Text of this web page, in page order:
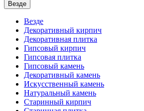
Везде
Везде
Декоративный кирпич
Декоративная плитка
Гипсовый кирпич
Гипсовая плитка
Гипсовый камень
Декоративный камень
Искусственный камень
Натуральный камень
Старинный кирпич